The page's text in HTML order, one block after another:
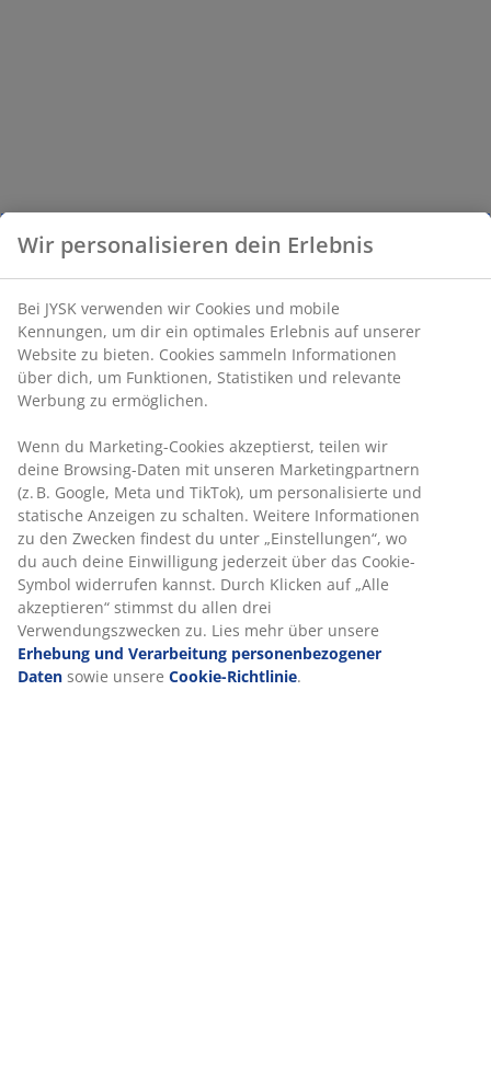
Wir personalisieren dein Erlebnis
Bei JYSK verwenden wir Cookies und mobile
Kennungen, um dir ein optimales Erlebnis auf unserer
Website zu bieten. Cookies sammeln Informationen
über dich, um Funktionen, Statistiken und relevante
Werbung zu ermöglichen.
Wenn du Marketing-Cookies akzeptierst, teilen wir
deine Browsing-Daten mit unseren Marketingpartnern
(z. B. Google, Meta und TikTok), um personalisierte und
statische Anzeigen zu schalten. Weitere Informationen
zu den Zwecken findest du unter „Einstellungen“, wo
du auch deine Einwilligung jederzeit über das Cookie-
Symbol widerrufen kannst. Durch Klicken auf „Alle
akzeptieren“ stimmst du allen drei
Verwendungszwecken zu. Lies mehr über unsere
Erhebung und Verarbeitung personenbezogener
Daten sowie unsere Cookie-Richtlinie.